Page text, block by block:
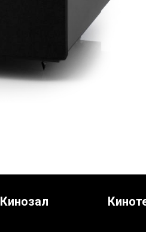
Кинозал